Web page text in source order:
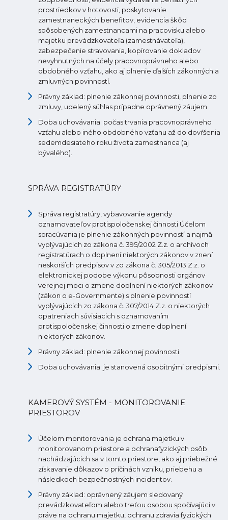
prostriedkov v hotovosti, poskytovanie
zamestnaneckých benefitov, evidencia škôd
spôsobených zamestnancami na pracovisku alebo
majetku prevádzkovateľa (zamestnávateľa),
zabezpečenie stravovania, kopírovanie dokladov
nevyhnutných na účely pracovnoprávneho alebo
obdobného vzťahu, ako aj plnenie ďalších zákonných a
zmluvných povinností.
Právny základ: plnenie zákonnej povinnosti, plnenie zo
zmluvy, udelený súhlas prípadne oprávnený záujem
Doba uchovávania: počas trvania pracovnoprávneho
vzťahu alebo iného obdobného vzťahu až do dovŕšenia
sedemdesiateho roku života zamestnanca (aj
bývalého).
SPRÁVA REGISTRATÚRY
Správa registratúry, vybavovanie agendy
oznamovateľov protispoločenskej činnosti Účelom
spracúvania je plnenie zákonných povinností a najmä
vyplývajúcich zo zákona č. 395/2002 Z.z. o archívoch
registratúrach o doplnení niektorých zákonov v znení
neskorších predpisov v zo zákona č. 305/2013 Z.z. o
elektronickej podobe výkonu pôsobnosti orgánov
verejnej moci o zmene doplnení niektorých zákonov
(zákon o e-Governmente) s plnenie povinností
vyplývajúcich zo zákona č. 307/2014 Z.z. o niektorých
opatreniach súvisiacich s oznamovaním
protispoločenskej činnosti o zmene doplnení
niektorých zákonov.
Právny základ: plnenie zákonnej povinnosti.
Doba uchovávania: je stanovená osobitnými predpismi.
KAMEROVÝ SYSTÉM - MONITOROVANIE
PRIESTOROV
Účelom monitorovania je ochrana majetku v
monitorovanom priestore a ochranafyzických osôb
nachádzajúcich sa v tomto priestore, ako aj priebežné
získavanie dôkazov o príčinách vzniku, priebehu a
následkoch bezpečnostných incidentov.
Právny základ: oprávnený záujem sledovaný
prevádzkovateľom alebo treťou osobou spočívajúci v
práve na ochranu majetku, ochranu zdravia fyzických